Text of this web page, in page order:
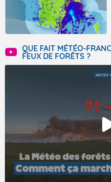
QUE FAIT MÉTÉO-
FEUX DE FORÊTS ?